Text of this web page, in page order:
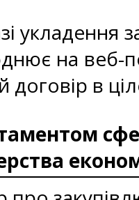
укладення
на веб-
договір в